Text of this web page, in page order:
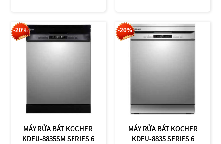
-20%
MÁY RỬA BÁT KOCHER
KDEU-8835SM SERIES 6
-20%
MÁY RỬA BÁT KOCHER
KDEU-8835 SERIES 6